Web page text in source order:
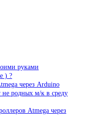
руками
) ?
через Arduino
родных м/к в среду
Atmega через